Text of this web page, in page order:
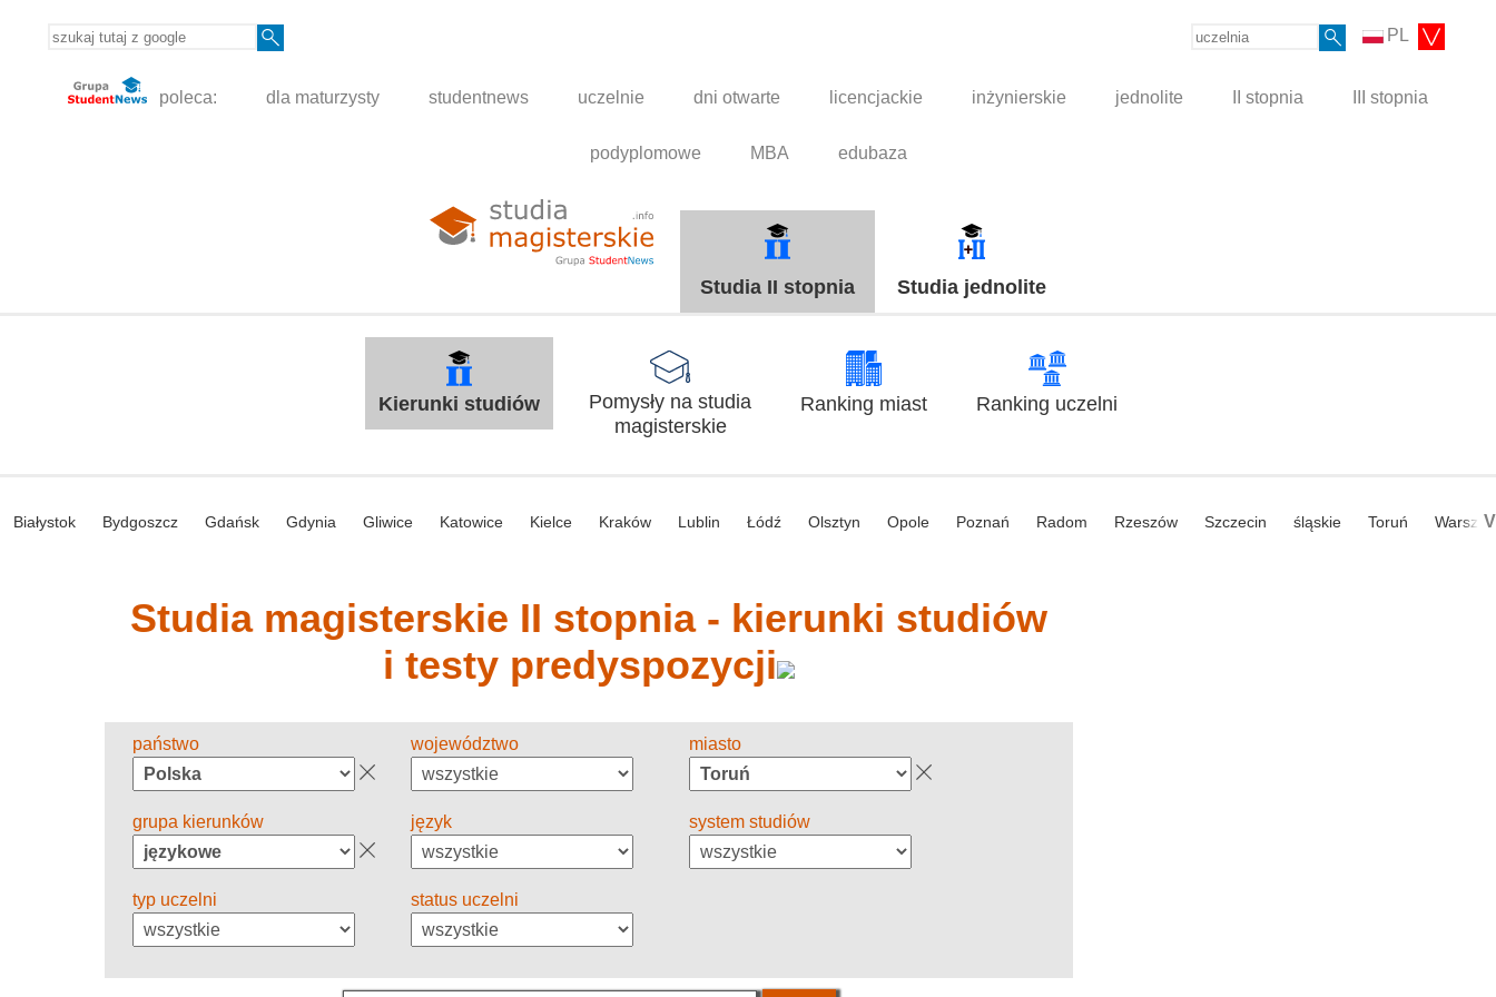
PL
poleca: dla maturzysty studentnews uczelnie dni otwarte licencjackie inżynierskie jednolite II stopnia III stopnia
podyplomowe MBA edubaza
Studia II stopnia Studia jednolite
Kierunki studiów
Pomysły na studia
magisterskie
Ranking miast Ranking uczelni
Białystok Bydgoszcz Gdańsk Gdynia Gliwice Katowice Kielce Kraków Lublin Łódź Olsztyn Opole Poznań Radom Rzeszów Szczecin śląskie Toruń V
Studia magisterskie II stopnia - kierunki studiów
i testy predyspozycji
państwo województwo miasto
grupa kierunków język system studiów
typ uczelni status uczelni